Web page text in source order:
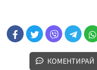
КОМЕНТИРАЙ